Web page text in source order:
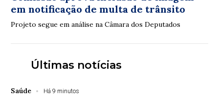
em notificação de multa de trânsito
Projeto segue em análise na Câmara dos Deputados
Últimas notícias
Saúde Há 9 minutos